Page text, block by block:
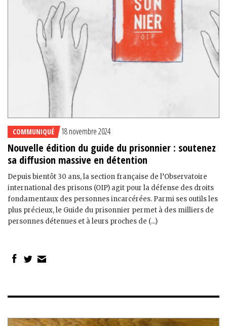
COMMUNIQUÉ 18 novembre 2024
Nouvelle édition du guide du prisonnier : soutenez
sa diffusion massive en détention
Depuis bientôt 30 ans, la section française de l’Observatoire
international des prisons (OIP) agit pour la défense des droits
fondamentaux des personnes incarcérées. Parmi ses outils les
plus précieux, le Guide du prisonnier permet à des milliers de
personnes détenues et à leurs proches de (...)